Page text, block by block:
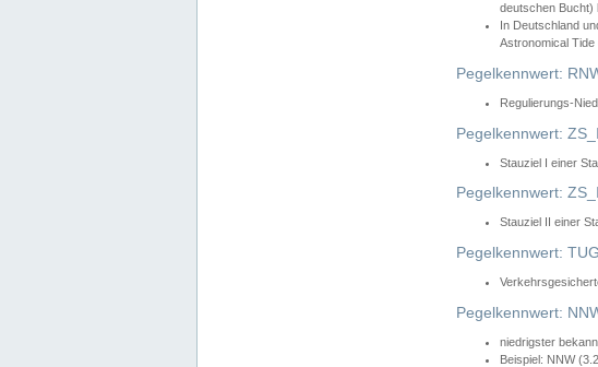
deutschen Bucht)
In Deutschland
Astronomical Tide
Pegelkennwert:
Regulierungs-
Pegelkennwert: ZS_I
Stauziel I einer
Pegelkennwert:
Stauziel II einer
Pegelkennwert:
Pegelkennwert:
niedrigster
Beispiel: NNW